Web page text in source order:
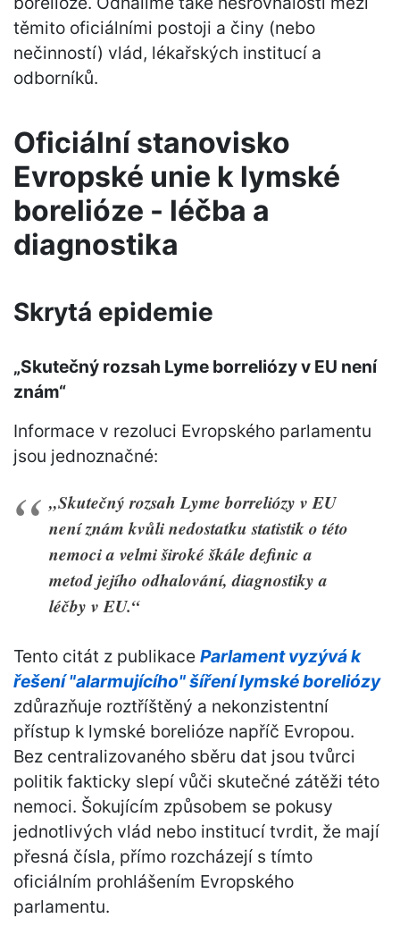
těmito oficiálními postoji a činy (nebo
nečinností) vlád, lékařských institucí a
odborníků.
Oficiální stanovisko
Evropské unie k lymské
borelióze - léčba a
diagnostika
Skrytá epidemie
„Skutečný rozsah Lyme borreliózy v EU není
znám“
Informace v rezoluci Evropského parlamentu
jsou jednoznačné:
„Skutečný rozsah Lyme borreliózy v EU
není znám kvůli nedostatku statistik o této
nemoci a velmi široké škále definic a
metod jejího odhalování, diagnostiky a
léčby v EU.“
Tento citát z publikace Parlament vyzývá k
řešení "alarmujícího" šíření lymské boreliózy
zdůrazňuje roztříštěný a nekonzistentní
přístup k lymské borelióze napříč Evropou.
Bez centralizovaného sběru dat jsou tvůrci
politik fakticky slepí vůči skutečné zátěži této
nemoci. Šokujícím způsobem se pokusy
jednotlivých vlád nebo institucí tvrdit, že mají
přesná čísla, přímo rozcházejí s tímto
oficiálním prohlášením Evropského
parlamentu.